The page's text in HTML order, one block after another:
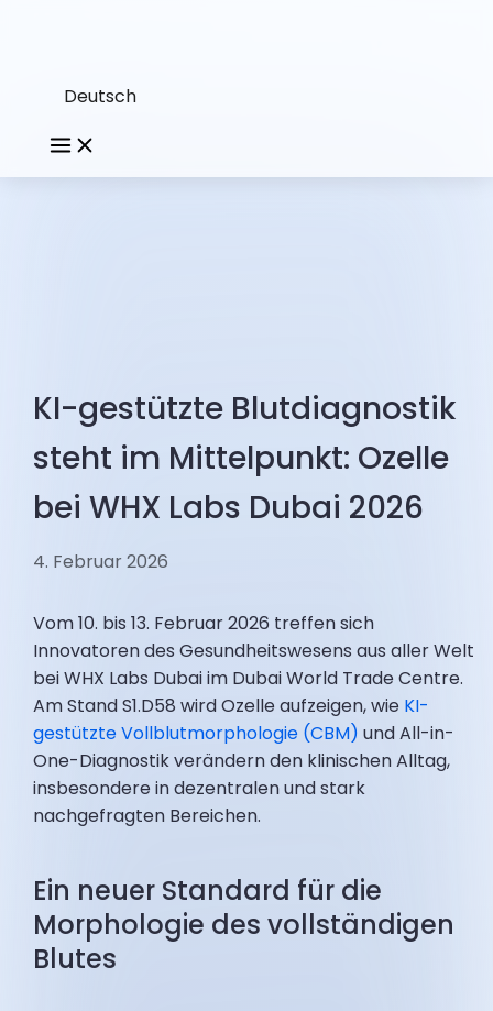
Deutsch
KI-gestützte Blutdiagnostik
steht im Mittelpunkt: Ozelle
bei WHX Labs Dubai 2026
4. Februar 2026
Vom 10. bis 13. Februar 2026 treffen sich
Innovatoren des Gesundheitswesens aus aller Welt
bei WHX Labs Dubai im Dubai World Trade Centre.
Am Stand S1.D58 wird Ozelle aufzeigen, wie KI-
gestützte Vollblutmorphologie (CBM)und All-in-
One-Diagnostik verändern den klinischen Alltag,
insbesondere in dezentralen und stark
nachgefragten Bereichen.
Ein neuer Standard für die
Morphologie des vollständigen
Blutes